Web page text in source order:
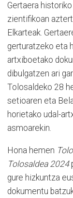
Gertaera
zientifikoan
Elkarteak.
gerturatzeko eta
artxiboetako
dibulgatzen ari
Tolosaldeko 28
setioaren eta
horietako udal-
asmoarekin.
Hona hemen
Tolosaldea 2024
gure hizkuntza
dokumentu